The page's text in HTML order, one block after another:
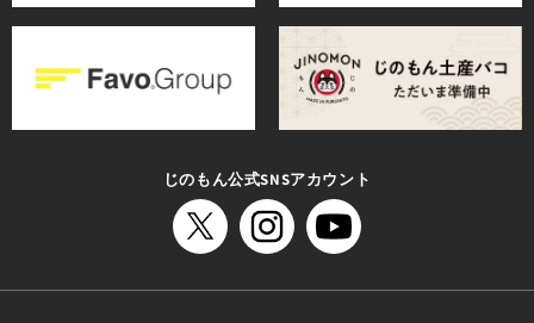
じのもん公式SNSアカウント